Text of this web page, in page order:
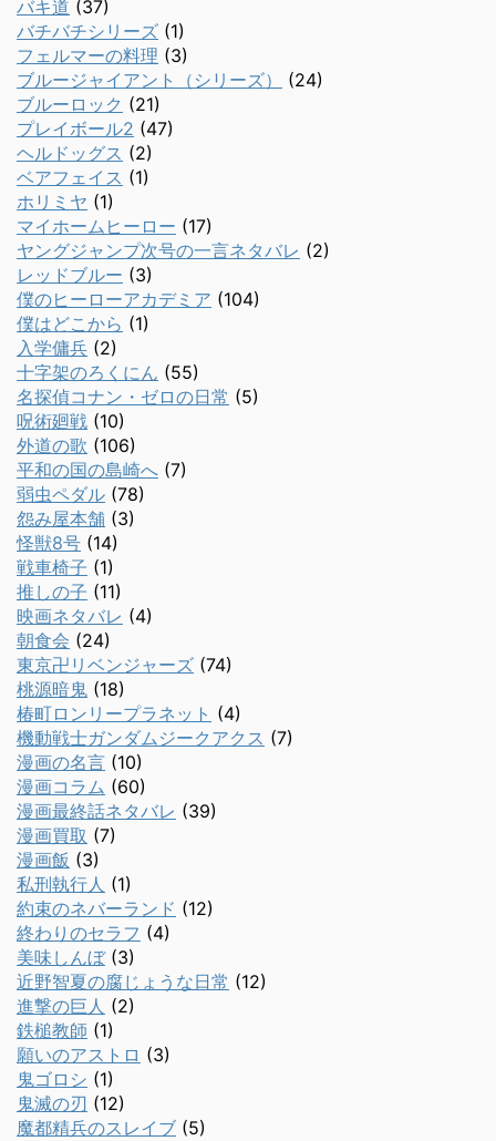
バキ道 (37)
バチバチシリーズ (1)
フェルマーの料理 (3)
ブルージャイアント（シリーズ）
(24)
ブルーロック (21)
プレイボール2 (47)
ヘルドッグス (2)
ベアフェイス (1)
ホリミヤ (1)
マイホームヒーロー (17)
ヤングジャンプ次号の一言ネタバレ (2)
レッドブルー (3)
僕のヒーローアカデミア (104)
僕はどこから (1)
入学傭兵 (2)
十字架のろくにん (55)
名探偵コナン・ゼロの日常 (5)
呪術廻戦 (10)
外道の歌 (106)
平和の国の島崎へ (7)
弱虫ペダル (78)
怨み屋本舗 (3)
怪獣8号 (14)
戦車椅子 (1)
推しの子 (11)
映画ネタバレ (4)
朝食会 (24)
東京卍リベンジャーズ (74)
桃源暗鬼 (18)
椿町ロンリープラネット (4)
機動戦士ガンダムジークアクス (7)
漫画の名言 (10)
漫画コラム (60)
漫画最終話ネタバレ (39)
漫画買取 (7)
漫画飯 (3)
私刑執行人 (1)
約束のネバーランド (12)
終わりのセラフ (4)
美味しんぼ(3)
近野智夏の腐じょうな日常 (12)
進撃の巨人 (2)
鉄槌教師 (1)
願いのアストロ (3)
鬼ゴロシ (1)
鬼滅の刃 (12)
魔都精兵のスレイブ (5)